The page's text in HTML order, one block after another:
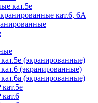
кат.5е
кат.6, 6А
(экранированные)
(экранированные)
(экранированные)